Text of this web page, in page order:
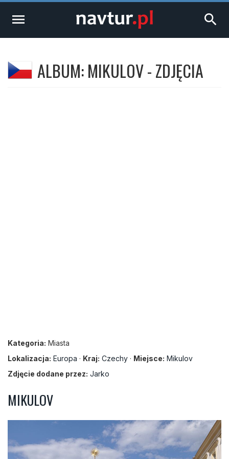
menu search
ALBUM: MIKULOV - ZDJĘCIA
Kategoria: Miasta
Lokalizacja: Europa · Kraj: Czechy · Miejsce: Mikulov
Zdjęcie dodane przez: Jarko
MIKULOV